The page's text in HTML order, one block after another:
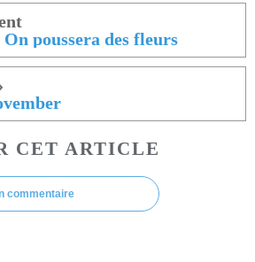
poussera des fleurs
CET ARTICLE
commentaire